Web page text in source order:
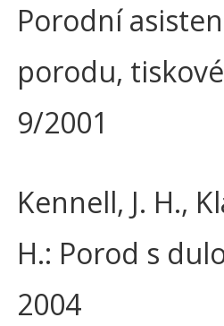
Porodní
porodu,
9/2001
Kennell, J. H.,
H.: Porod s
2004